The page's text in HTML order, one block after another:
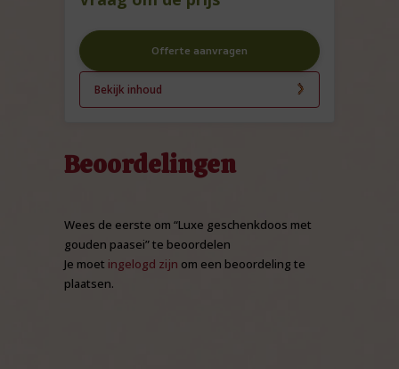
Offerte aanvragen
Bekijk inhoud
Beoordelingen
Wees de eerste om “Luxe geschenkdoos met
gouden paasei” te beoordelen
Je moet ingelogd zijn om een beoordeling te
plaatsen.